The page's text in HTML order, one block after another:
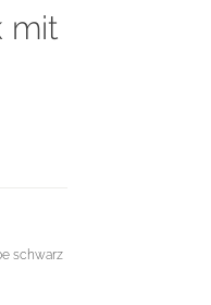
mit
schwarz